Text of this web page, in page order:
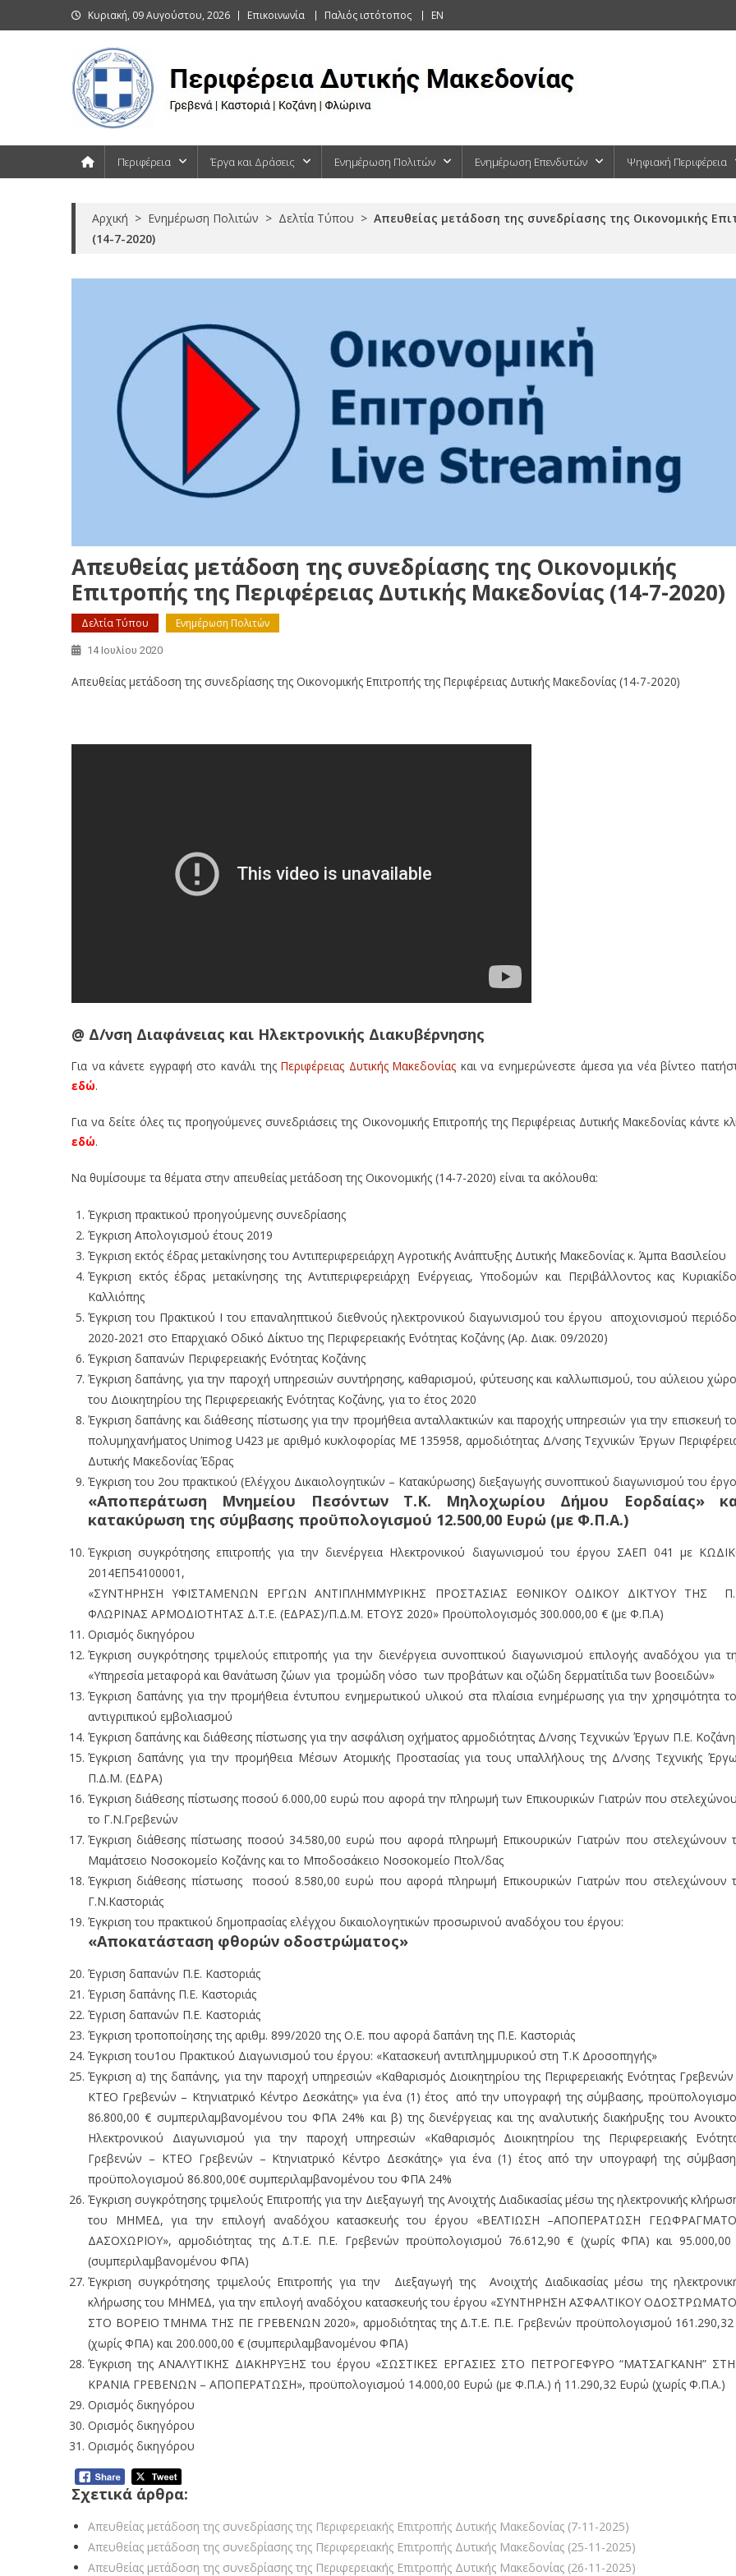
to
Κυριακή, 09 Αυγούστου, 2026 Επικοινωνία Παλιός ιστότοπος EN
Περιφέρεια Έργα και Δράσεις Ενημέρωση Πολιτών Ενημέρωση Επενδυτών Ψηφιακή Περιφέρεια
Αρχική > Ενημέρωση Πολιτών > Δελτία Τύπου > Απευθείας μετάδοση της συνεδρίασης της Οικονομικής
(14-7-2020)
Απευθείας μετάδοση της συνεδρίασης της Οικονομικής
Επιτροπής της Περιφέρειας Δυτικής Μακεδονίας (14-7-2020)
Δελτία Τύπου Ενημέρωση Πολιτών
14 Ιουλίου 2020
Απευθείας μετάδοση της συνεδρίασης της Οικονομικής Επιτροπής της Περιφέρειας Δυτικής Μακεδονίας (14-7-2020)
@ Δ/νση Διαφάνειας και Ηλεκτρονικής Διακυβέρνησης
Για να κάνετε εγγραφή στο κανάλι τηςΠεριφέρειας Δυτικής Μακεδονίας και να ενημερώνεστε άμεσα για νέα βίντεο
εδώ.
Για να δείτε όλες τις προηγούμενες συνεδριάσεις της Οικονομικής Επιτροπής της Περιφέρειας Δυτικής Μακεδονίας κάντε
εδώ.
Να θυμίσουμε τα θέματα στην απευθείας μετάδοση της Οικονομικής (14-7-2020) είναι τα ακόλουθα:
Έγκριση πρακτικού προηγούμενης συνεδρίασης
Έγκριση Απολογισμού έτους 2019
Έγκριση εκτός έδρας μετακίνησης του Αντιπεριφερειάρχη Αγροτικής Ανάπτυξης Δυτικής Μακεδονίας κ. Άμπα Βασιλείου
Έγκριση εκτός έδρας μετακίνησης της Αντιπεριφερειάρχη Ενέργειας, Υποδομών και Περιβάλλοντος κας
Καλλιόπης
Έγκριση του Πρακτικού I του επαναληπτικού διεθνούς ηλεκτρονικού διαγωνισμού του έργου αποχιονισμού
2020-2021 στο Επαρχιακό Οδικό Δίκτυο της Περιφερειακής Ενότητας Κοζάνης (Αρ. Διακ. 09/2020)
Έγκριση δαπανών Περιφερειακής Ενότητας Κοζάνης
Έγκριση δαπάνης, για την παροχή υπηρεσιών συντήρησης, καθαρισμού, φύτευσης και καλλωπισμού, του αύλειου
του Διοικητηρίου της Περιφερειακής Ενότητας Κοζάνης, για το έτος 2020
Έγκριση δαπάνης και διάθεσης πίστωσης για την προμήθεια ανταλλακτικών και παροχής υπηρεσιών για την επισκευή
πολυμηχανήματος Unimog U423 με αριθμό κυκλοφορίας ΜΕ 135958, αρμοδιότητας Δ/νσης Τεχνικών Έργων
Δυτικής Μακεδονίας Έδρας
Έγκριση του 2ου πρακτικού (Ελέγχου Δικαιολογητικών – Κατακύρωσης) διεξαγωγής συνοπτικού διαγωνισμού του
«Αποπεράτωση Μνημείου Πεσόντων Τ.Κ. Μηλοχωρίου Δήμου Εορδαίας»
κατακύρωση της σύμβασης προϋπολογισμού 12.500,00 Ευρώ (µε Φ.Π.Α.)
Έγκριση συγκρότησης επιτροπής για την διενέργεια Ηλεκτρονικού διαγωνισμού του έργου ΣΑΕΠ 041 με
2014ΕΠ54100001,
«ΣΥΝΤΗΡΗΣΗ ΥΦΙΣΤΑΜΕΝΩΝ ΕΡΓΩΝ ΑΝΤΙΠΛΗΜΜΥΡΙΚΗΣ ΠΡΟΣΤΑΣΙΑΣ ΕΘΝΙΚΟΥ ΟΔΙΚΟΥ ΔΙΚΤΥΟΥ ΤΗΣ
ΦΛΩΡΙΝΑΣ ΑΡΜΟΔΙΟΤΗΤΑΣ Δ.Τ.Ε. (ΕΔΡΑΣ)/Π.Δ.Μ. ΕΤΟΥΣ 2020» Προϋπολογισμός 300.000,00 € (με Φ.Π.Α)
Ορισμός δικηγόρου
Έγκριση συγκρότησης τριμελούς επιτροπής για την διενέργεια συνοπτικού διαγωνισμού επιλογής αναδόχου για
«Υπηρεσία μεταφορά και θανάτωση ζώων για τρομώδη νόσο των προβάτων και οζώδη δερματίτιδα των βοοειδών»
Έγκριση δαπάνης για την προμήθεια έντυπου ενημερωτικού υλικού στα πλαίσια ενημέρωσης για την χρησιμότητα
αντιγριπικού εμβολιασμού
Έγκριση δαπάνης και διάθεσης πίστωσης για την ασφάλιση οχήματος αρμοδιότητας Δ/νσης Τεχνικών Έργων Π.Ε.
Έγκριση δαπάνης για την προμήθεια Μέσων Ατομικής Προστασίας για τους υπαλλήλους της Δ/νσης Τεχνικής
Π.Δ.Μ. (ΕΔΡΑ)
Έγκριση διάθεσης πίστωσης ποσού 6.000,00 ευρώ που αφορά την πληρωμή των Επικουρικών Γιατρών που
το Γ.Ν.Γρεβενών
Έγκριση διάθεσης πίστωσης ποσού 34.580,00 ευρώ που αφορά πληρωμή Επικουρικών Γιατρών που στελεχώνουν
Μαμάτσειο Νοσοκομείο Κοζάνης και το Μποδοσάκειο Νοσοκομείο Πτολ/δας
Έγκριση διάθεσης πίστωσης ποσού 8.580,00 ευρώ που αφορά πληρωμή Επικουρικών Γιατρών που στελεχώνουν
Γ.Ν.Καστοριάς
Έγκριση του πρακτικού δημοπρασίας ελέγχου δικαιολογητικών προσωρινού αναδόχου του έργου:
«Αποκατάσταση φθορών οδοστρώματος»
Έγριση δαπανών Π.Ε. Καστοριάς
Έγριση δαπάνης Π.Ε. Καστοριάς
Έγριση δαπανών Π.Ε. Καστοριάς
Έγκριση τροποποίησης της αριθμ. 899/2020 της Ο.Ε. που αφορά δαπάνη της Π.Ε. Καστοριάς
Έγκριση του1ου Πρακτικού Διαγωνισμού του έργου: «Κατασκευή αντιπλημμυρικού στη Τ.Κ Δροσοπηγής»
Έγκριση α) της δαπάνης, για την παροχή υπηρεσιών «Καθαρισμός Διοικητηρίου της Περιφερειακής Ενότητας
KTEO Γρεβενών – Κτηνιατρικό Κέντρο Δεσκάτης» για ένα (1) έτος από την υπογραφή της σύμβασης,
86.800,00 € συμπεριλαμβανομένου του ΦΠΑ 24% και β) της διενέργειας και της αναλυτικής διακήρυξης του
Ηλεκτρονικού Διαγωνισμού για την παροχή υπηρεσιών «Καθαρισμός Διοικητηρίου της Περιφερειακής
Γρεβενών – KTEO Γρεβενών – Κτηνιατρικό Κέντρο Δεσκάτης» για ένα (1) έτος από την υπογραφή της
προϋπολογισμού 86.800,00€ συμπεριλαμβανομένου του ΦΠΑ 24%
Έγκριση συγκρότησης τριμελούς Επιτροπής για την Διεξαγωγή της Ανοιχτής Διαδικασίας μέσω της ηλεκτρονικής
του ΜΗΜΕΔ, για την επιλογή αναδόχου κατασκευής του έργου «ΒΕΛΤΙΩΣΗ –ΑΠΟΠΕΡΑΤΩΣΗ
ΔΑΣΟΧΩΡΙΟΥ», αρμοδιότητας της Δ.Τ.Ε. Π.Ε. Γρεβενών προϋπολογισμού 76.612,90 € (χωρίς ΦΠΑ) και
(συμπεριλαμβανομένου ΦΠΑ)
Έγκριση συγκρότησης τριμελούς Επιτροπής για την Διεξαγωγή της Ανοιχτής Διαδικασίας μέσω της
κλήρωσης του ΜΗΜΕΔ, για την επιλογή αναδόχου κατασκευής του έργου «ΣΥΝΤΗΡΗΣΗ ΑΣΦΑΛΤΙΚΟΥ
ΣΤΟ ΒΟΡΕΙΟ ΤΜΗΜΑ ΤΗΣ ΠΕ ΓΡΕΒΕΝΩΝ 2020», αρμοδιότητας της Δ.Τ.Ε. Π.Ε. Γρεβενών προϋπολογισμού
(χωρίς ΦΠΑ) και 200.000,00 € (συμπεριλαμβανομένου ΦΠΑ)
Έγκριση της ΑΝΑΛΥΤΙΚΗΣ ΔΙΑΚΗΡΥΞΗΣ του έργου «ΣΩΣΤΙΚΕΣ ΕΡΓΑΣΙΕΣ ΣΤΟ ΠΕΤΡΟΓΕΦΥΡΟ “ΜΑΤΣΑΓΚΑΝΗ”
ΚΡΑΝΙΑ ΓΡΕΒΕΝΩΝ – ΑΠΟΠΕΡΑΤΩΣΗ», προϋπολογισμού 14.000,00 Ευρώ (με Φ.Π.Α.) ή 11.290,32 Ευρώ (χωρίς Φ.Π.Α.)
Ορισμός δικηγόρου
Ορισμός δικηγόρου
Ορισμός δικηγόρου
Σχετικά άρθρα:
Απευθείας μετάδοση της συνεδρίασης της Περιφερειακής Επιτροπής Δυτικής Μακεδονίας (7-11-2025)
Απευθείας μετάδοση της συνεδρίασης της Περιφερειακής Επιτροπής Δυτικής Μακεδονίας (25-11-2025)
Απευθείας μετάδοση της συνεδρίασης της Περιφερειακής Επιτροπής Δυτικής Μακεδονίας (26-11-2025)